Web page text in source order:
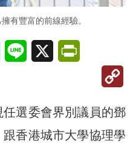
有豐富的前線經驗。
LinkedInLine X
選委會界別議員的鄧
香港城市大學協理學